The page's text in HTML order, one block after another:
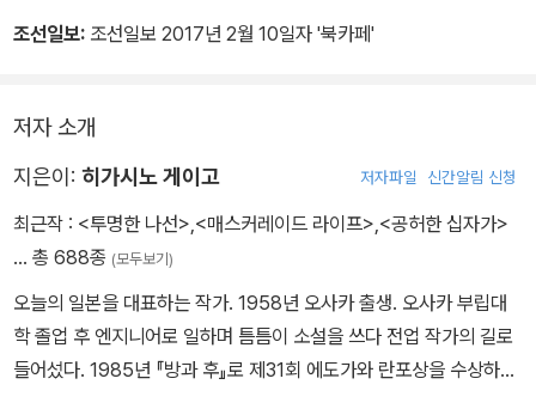
유토는 빈사의 상태로 니혼바시 다리를 향해 걸어간 아빠의 심정을
자네들은 용서받을 수 없는 짓을 했어. 이 사실이 공개되면 아마 거센
비난을 면치 못하겠지. 진학에도 영향이 있을 지 모르고. 하지만 그런
건 기나긴 인생에서 사소한 일이야. 자네들은 얼마든지 다시 시작할
야. -p.404
그건 당신이 그 아이들에게 잘못된 것을 가르쳤기 때문이야. 잘못을
조선일보: 조선일보 2017년 2월 10일자 '북카페'
저자 소개
지은이: 히가시노 게이고 저자파일 신간알림 신청
최근작 : <투명한 나선> <매스커레이드 라이프> <공허한 십자가>
… 총 688종 (모두보기)
오늘의 일본을 대표하는 작가. 1958년 오사카 출생. 오사카 부립대
학 졸업 후 엔지니어로 일하며 틈틈이 소설을 쓰다 전업 작가의 길로
들어섰다. 1985년 『방과 후』로 제31회 에도가와 란포상을 수상하며